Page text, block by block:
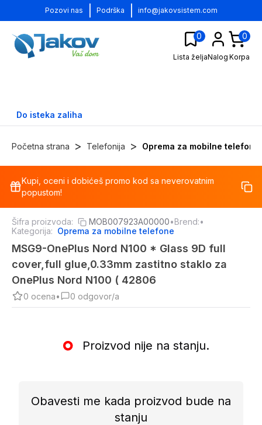
Pozovi nas Podrška info@jakovsistem.com
0
Lista željaNalog
0
Korpa
Do isteka zaliha
Početna strana > Telefonija > Oprema za mobilne telefone
%
Kupi, oceni i dobićeš promo kod sa neverovatnim
popustom!
Šifra proizvoda: MOB007923A00000•Brend:•
Kategorija: Oprema za mobilne telefone
MSG9-OnePlus Nord N100 * Glass 9D full
cover,full glue,0.33mm zastitno staklo za
OnePlus Nord N100 ( 42806
0 ocena• 0 odgovor/a
Proizvod nije na stanju.
Obavesti me kada proizvod bude na
stanju